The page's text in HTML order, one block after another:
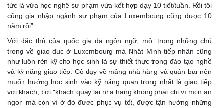
tức là vừa học nghề sư phạm vừa kết hợp dạy 10 tiết/tuần. Rồi tôi
cũng gia nhập ngành sư phạm của Luxembourg cũng được 10
năm rồi”.
Với đặc thù của quốc gia đa ngôn ngữ, một trong những chú
trọng về giáo dục ở Luxembourg mà Nhật Minh tiếp nhận cũng
như luôn rèn kỹ cho học sinh là sự thiết thực trong đào tạo nghề
và kỹ năng giao tiếp. Cô dạy về mảng nhà hàng và quán bar nên
muốn hướng học sinh vào kỹ năng quan trọng nhất là giao tiếp
với khách, bởi “khách quay lại nhà hàng không phải chỉ vì món ăn
ngon mà còn vì ở đó được phục vụ tốt, được tận hưởng những